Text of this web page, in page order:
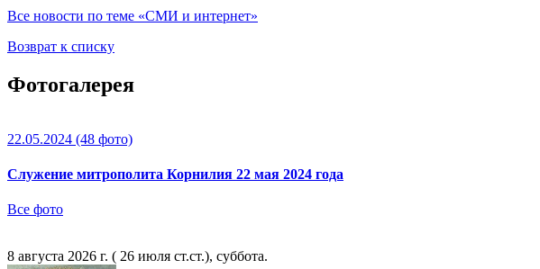
Все новости по теме «СМИ и интернет»
Возврат к списку
Фотогалерея
22.05.2024 (48 фото)
Служение митрополита Корнилия 22 мая 2024 года
Все фото
8 августа 2026 г. ( 26 июля ст.ст.), суббота.